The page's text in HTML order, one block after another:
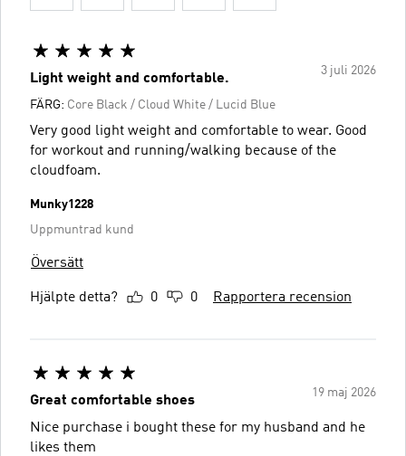
3 juli 2026
Light weight and comfortable.
FÄRG: Core Black / Cloud White / Lucid Blue
Very good light weight and comfortable to wear. Good
for workout and running/walking because of the
cloudfoam.
Munky1228
Uppmuntrad kund
Översätt
Hjälpte detta? 0 0 Rapportera recension
19 maj 2026
Great comfortable shoes
Nice purchase i bought these for my husband and he
likes them